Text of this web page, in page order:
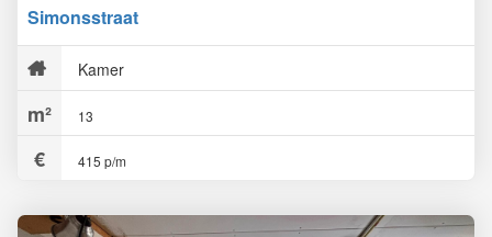
Simonsstraat
Kamer
13
415 p/m